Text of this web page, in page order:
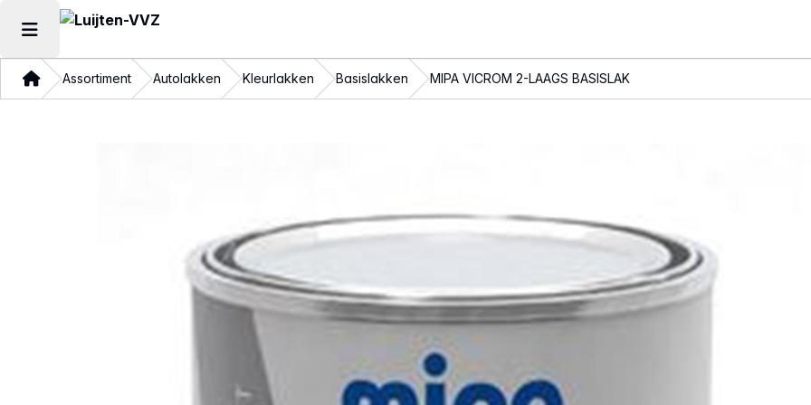
Hoofdmenu openen
ThuisAssortiment Autolakken Kleurlakken Basislakken MIPA VICROM 2-LAAGS BASISLAK